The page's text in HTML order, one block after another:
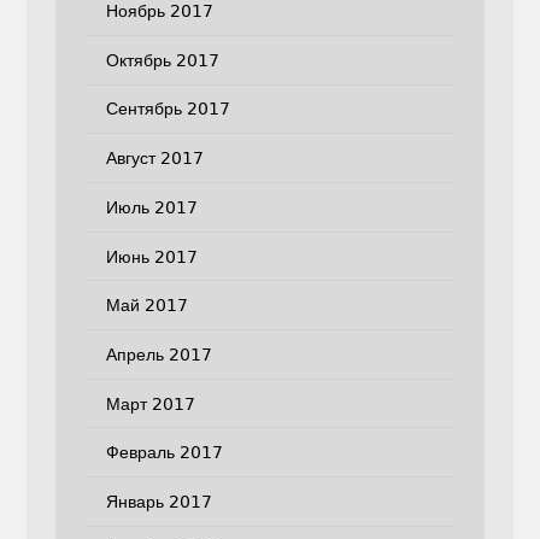
Ноябрь 2017
Октябрь 2017
Сентябрь 2017
Август 2017
Июль 2017
Июнь 2017
Май 2017
Апрель 2017
Март 2017
Февраль 2017
Январь 2017